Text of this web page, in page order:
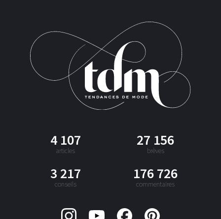
4 107
articles
27 156
brèves
3 217
conseils
176 726
commentaires